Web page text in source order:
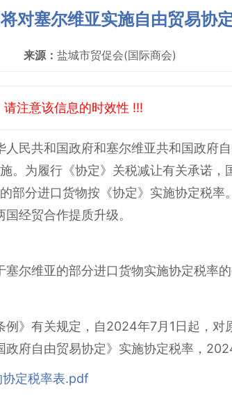
对塞尔维亚实施自由贸易协
来源： 盐城市贸促会(国际商会)
注意该信息的时效性 !!!
民共和国政府和塞尔维亚共和国政府
。为履行《协定》关税减让有关承诺，
部分进口货物按《协定》实施协定税率
经贸合作提质升级。
尔维亚的部分进口货物实施协定税率
》有关规定，自2024年7月1日起，对
政府自由贸易协定》实施协定税率，
定税率表.pdf